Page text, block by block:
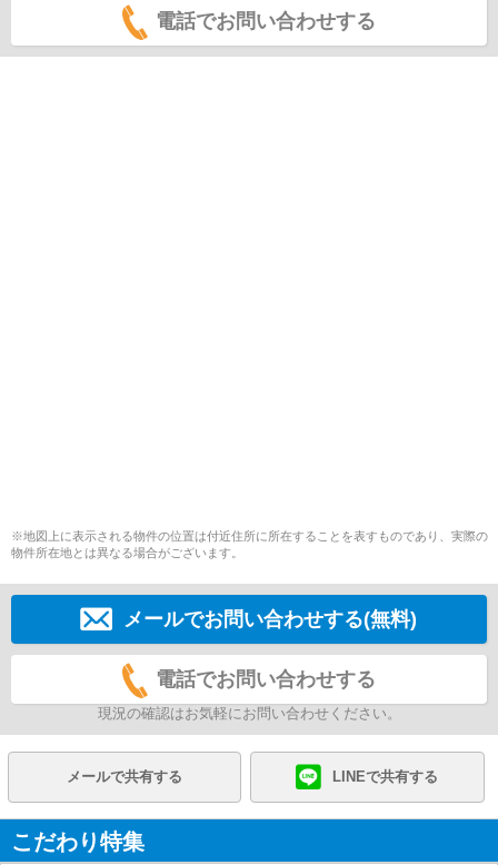
電話でお問い合わせする
※地図上に表示される物件の位置は付近住所に所在することを表すものであり、実際の
物件所在地とは異なる場合がございます。
メールでお問い合わせする(無料)
電話でお問い合わせする
現況の確認はお気軽にお問い合わせください。
メールで共有する LINEで共有する
こだわり特集